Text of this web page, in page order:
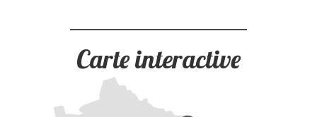
Carte interactive